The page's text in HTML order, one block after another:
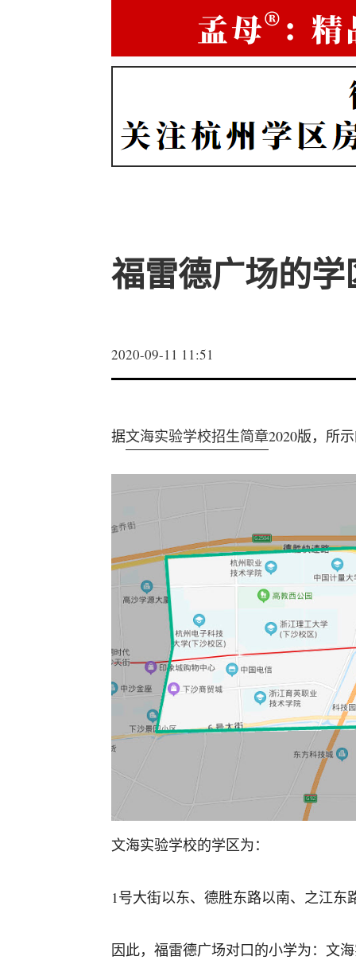
福雷德广场的
2020-09-11 11:51
据文海实验学校招生简章2020版，所
文海实验学校的学区为：
1号大街以东、德胜东路以南、之江东
因此，福雷德广场对口的小学为：文